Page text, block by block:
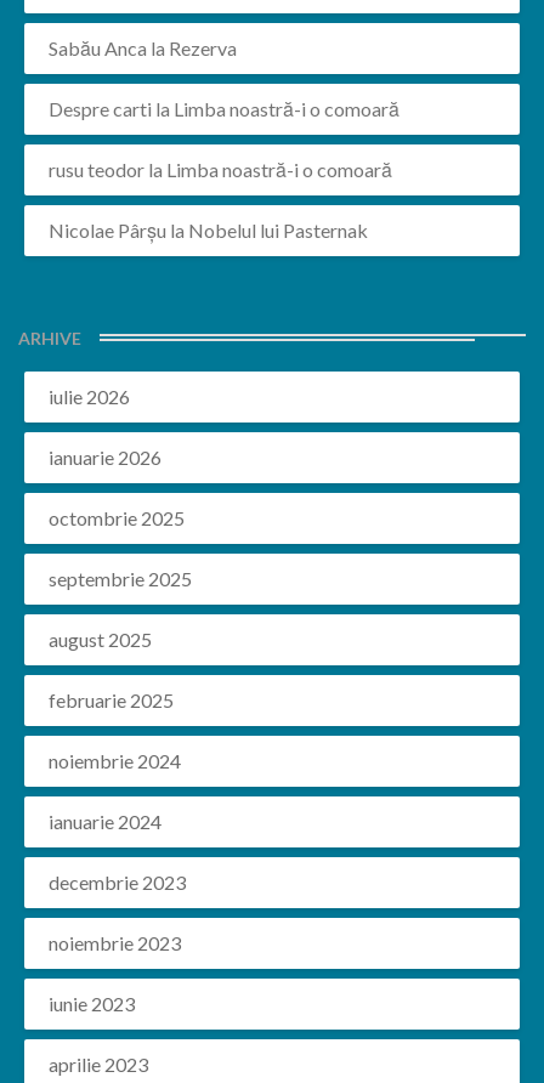
Sabău Anca la Rezerva
Despre carti la Limba noastră-i o comoară
rusu teodor la Limba noastră-i o comoară
Nicolae Pârșu la Nobelul lui Pasternak
ARHIVE
iulie 2026
ianuarie 2026
octombrie 2025
septembrie 2025
august 2025
februarie 2025
noiembrie 2024
ianuarie 2024
decembrie 2023
noiembrie 2023
iunie 2023
aprilie 2023